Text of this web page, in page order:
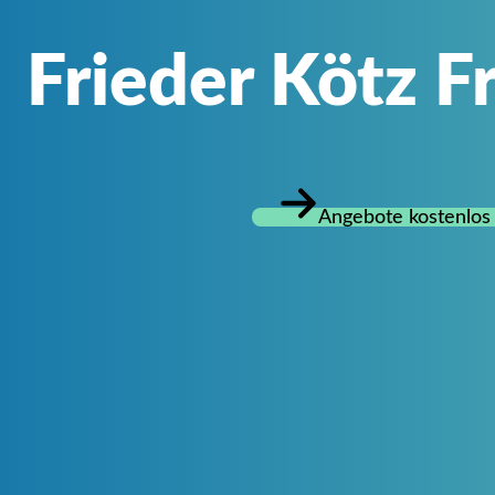
Frieder Kötz
Angebote